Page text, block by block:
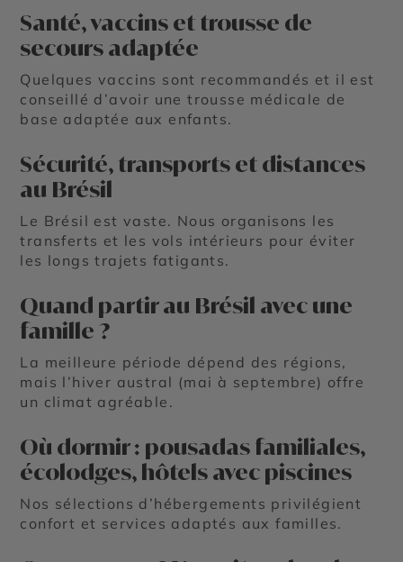
Santé, vaccins et trousse de
secours adaptée
Quelques vaccins sont recommandés et il est
conseillé d’avoir une trousse médicale de
base adaptée aux enfants.
Sécurité, transports et distances
au Brésil
Le Brésil est vaste. Nous organisons les
transferts et les vols intérieurs pour éviter
les longs trajets fatigants.
Quand partir au Brésil avec une
famille ?
La meilleure période dépend des régions,
mais l’hiver austral (mai à septembre) offre
un climat agréable.
Où dormir : pousadas familiales,
écolodges, hôtels avec piscines
Nos sélections d’hébergements privilégient
confort et services adaptés aux familles.